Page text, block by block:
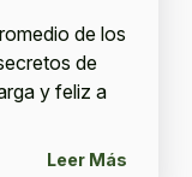
de los
de
y feliz a
Leer Más